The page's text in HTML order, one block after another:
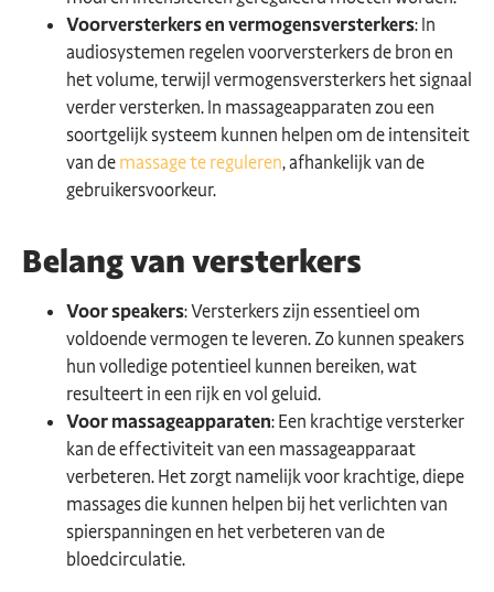
Voorversterkers en vermogensversterkers: In
audiosystemen regelen voorversterkers de bron en
het volume, terwijl vermogensversterkers het signaal
verder versterken. In massageapparaten zou een
soortgelijk systeem kunnen helpen om de intensiteit
van demassage te reguleren, afhankelijk van de
gebruikersvoorkeur.
Belang van versterkers
Voor speakers: Versterkers zijn essentieel om
voldoende vermogen te leveren. Zo kunnen speakers
hun volledige potentieel kunnen bereiken, wat
resulteert in een rijk en vol geluid.
Voor massageapparaten: Een krachtige versterker
kan de effectiviteit van een massageapparaat
verbeteren. Het zorgt namelijk voor krachtige, diepe
massages die kunnen helpen bij het verlichten van
spierspanningen en het verbeteren van de
bloedcirculatie.